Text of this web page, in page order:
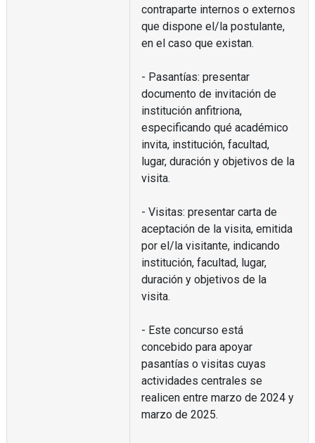
contraparte internos o externos
que dispone el/la postulante,
en el caso que existan.
- Pasantías: presentar
documento de invitación de
institución anfitriona,
especificando qué académico
invita, institución, facultad,
lugar, duración y objetivos de la
visita.
- Visitas: presentar carta de
aceptación de la visita, emitida
por el/la visitante, indicando
institución, facultad, lugar,
duración y objetivos de la
visita.
- Este concurso está
concebido para apoyar
pasantías o visitas cuyas
actividades centrales se
realicen entre marzo de 2024 y
marzo de 2025.